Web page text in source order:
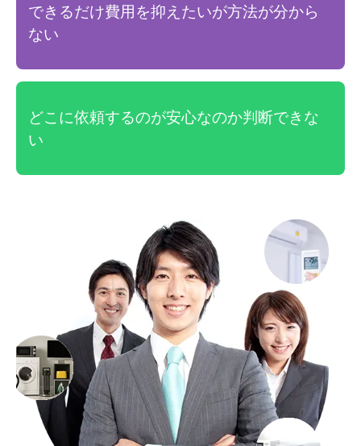
できるだけ費用を抑えたいが方法が分から
ない
どこに依頼するのが安心なのか判断できな
い